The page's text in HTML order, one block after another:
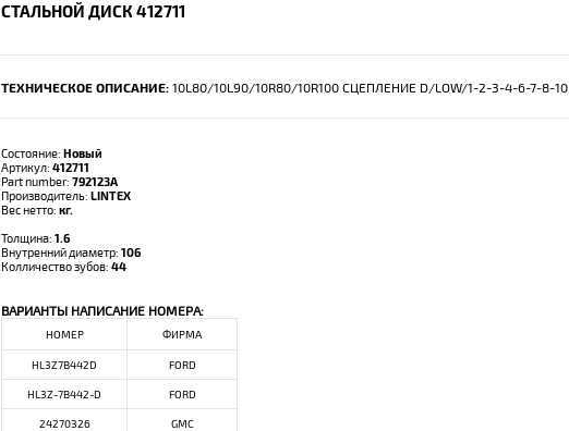
СТАЛЬНОЙ ДИСК 412711
ТЕХНИЧЕСКОЕ ОПИСАНИЕ: 10L80/10L90/10R80/10R100 СЦЕПЛЕНИЕ D/LOW/1-2-3-4-6-7-8-10
Состояние: Новый
Артикул: 412711
Part number: 792123A
Производитель: LINTEX
Вес нетто: кг.
Толщина: 1.6
Внутренний диаметр: 106
Колличество зубов: 44
ВАРИАНТЫ НАПИСАНИЕ НОМЕРА:
НОМЕР ФИРМА
HL3Z7B442D FORD
HL3Z-7B442-D FORD
24270326 GMC